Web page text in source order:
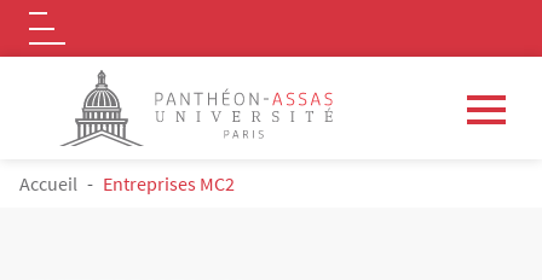
Aller au contenu principal
Logo
FIL D'ARIANE
Accueil Entreprises MC2